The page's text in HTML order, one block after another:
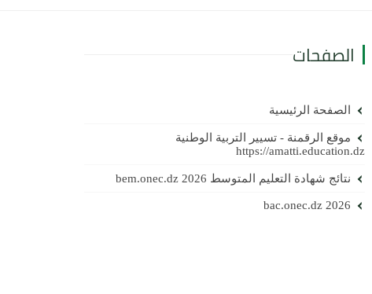
الصفحات
الصفحة الرئيسية
موقع الرقمنة - تسيير التربية الوطنية
https://amatti.education.dz
نتائج شهادة التعليم المتوسط 2026 bem.onec.dz
bac.onec.dz 2026